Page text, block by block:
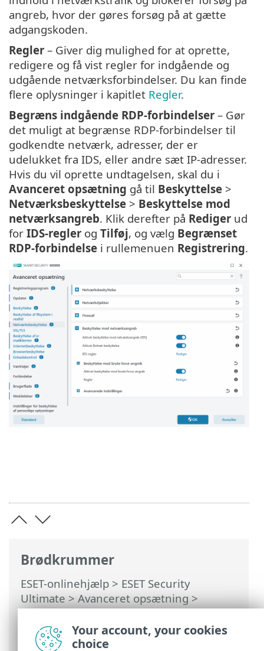
Brødkrummer
ESET-onlinehjælp > ESET Security
Ultimate>Avanceret opsætning>
Beskyttelse>Netværksbeskyttelse>
Beskyttelse mod netværksangreb (IDS)>
Beskyttelse mod brute force-angreb
angreb, hvor der gøres forsøg på at gætte
adgangskoden.
Regler – Giver dig mulighed for at oprette,
redigere og få vist regler for indgående og
udgående netværksforbindelser. Du kan finde
flere oplysninger i kapitlet Regler.
Begræns indgående RDP-forbindelser – Gør
det muligt at begrænse RDP-forbindelser til
godkendte netværk, adresser, der er
udelukket fra IDS, eller andre sæt IP-adresser.
Hvis du vil oprette undtagelsen, skal du i
Avanceret opsætning gå til Beskyttelse >
Netværksbeskyttelse > Beskyttelse mod
netværksangreb. Klik derefter på Rediger ud
for IDS-regler og Tilføj, og vælg Begrænset
RDP-forbindelse i rullemenuen Registrering.
Your account, your cookies
choice